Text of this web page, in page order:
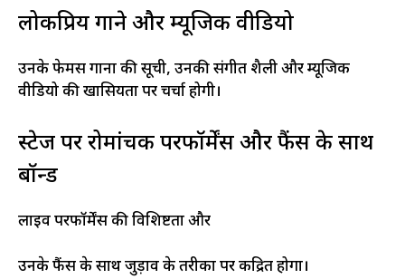
लोकप्रिय गाने और म्यूजिक वीडियो
उनके फेमस गानों की सूची, उनकी संगीत शैली और म्यूजिक
वीडियो की खासियतों पर चर्चा होगी।
स्टेज पर रोमांचक परफॉर्मेंस और फैंस के साथ
बॉन्ड
लाइव परफॉर्मेंस की विशिष्टता और
उनके फैंस के साथ जुड़ाव के तरीकों पर केंद्रित होगा।